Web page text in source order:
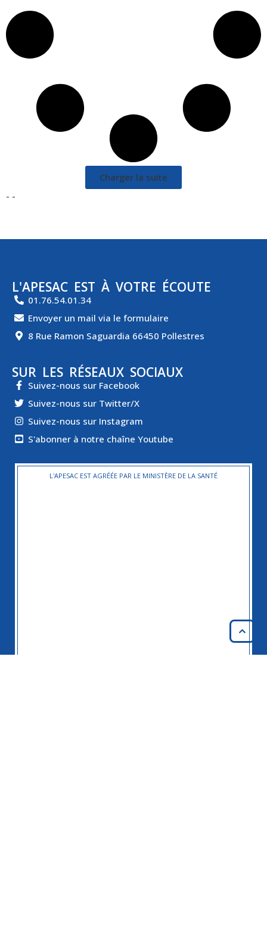
Charger la suite
- -
L'APESAC EST À VOTRE ÉCOUTE
01.76.54.01.34
Envoyer un mail via le formulaire
8 Rue Ramon Saguardia 66450 Pollestres
SUR LES RÉSEAUX SOCIAUX
Suivez-nous sur Facebook
Suivez-nous sur Twitter/X
Suivez-nous sur Instagram
S'abonner à notre chaîne Youtube
L'APESAC EST AGRÉÉE PAR LE MINISTÈRE DE LA SANTÉ